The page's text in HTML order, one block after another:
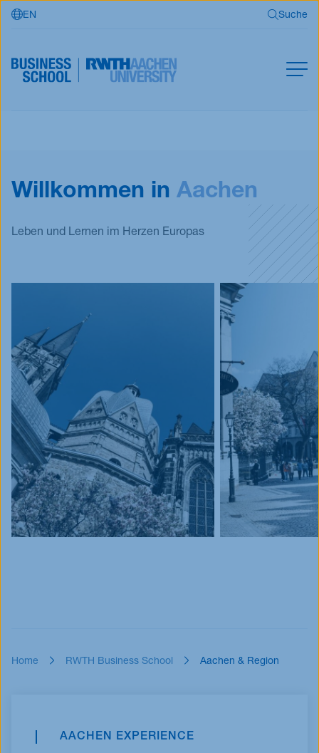
Zum Hauptinhalt springen
EN Suche
Offene Kurse
RWTH Business School
Blog
Events
Jobs
FAQ
Willkommen in Aachen
Leben und Lernen im Herzen Europas
Home RWTH Business School Aachen & Region
AACHEN EXPERIENCE